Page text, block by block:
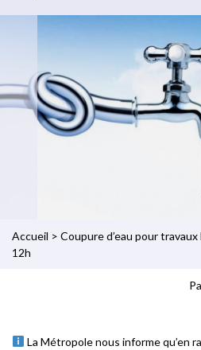
Accueil > Coupure d’eau pour
12h
La Métropole nous informe qu’en